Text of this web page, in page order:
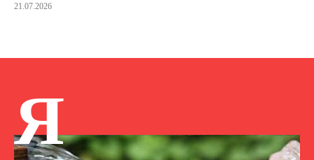
21.07.2026
Я